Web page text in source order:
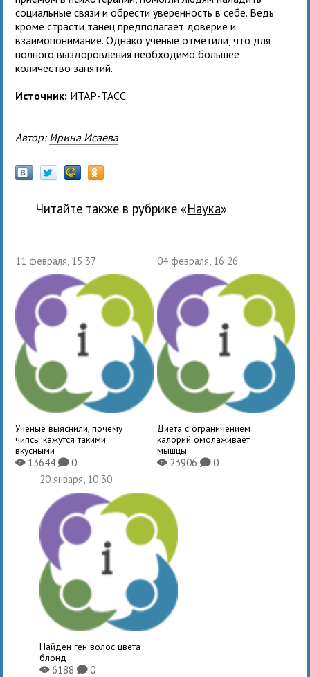
социальные связи и обрести уверенность в себе. Ведь
кроме страсти танец предполагает доверие и
взаимопонимание. Однако ученые отметили, что для
полного выздоровления необходимо большее
количество занятий.
Источник: ИТАР-ТАСС
Автор: Ирина Исаева
Читайте также в рубрике « наука»
11 февраля, 15:37
Ученые выяснили, почему
чипсы кажутся такими
вкусными
X13644K0
04 февраля, 16:26
Диета с ограничением
калорий омолаживает
мышцы
X23906 K0
20 января, 10:30
Найден ген волос цвета
блонд
X6188K0